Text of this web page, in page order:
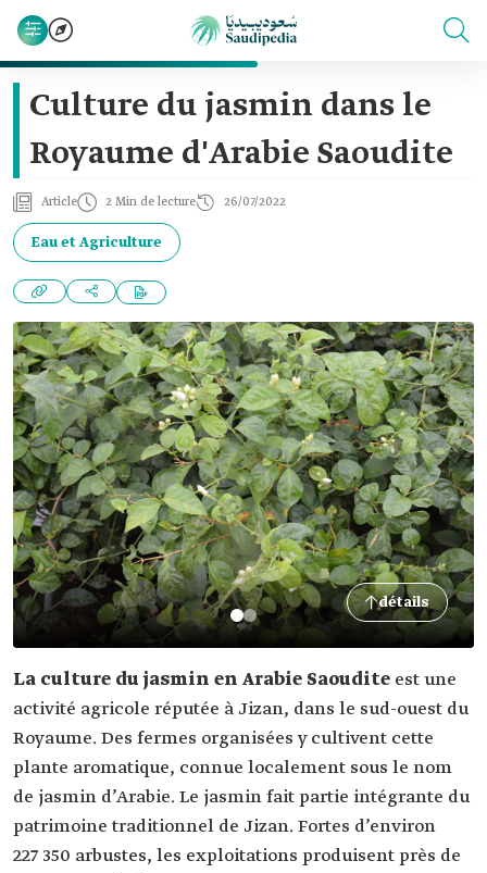
Culture du jasmin dans le
Royaume d'Arabie Saoudite
Article 2 Min de lecture 26/07/2022
Eau et Agriculture
détails
La culture du jasmin en Arabie Saoudite est une
activité agricole réputée à Jizan, dans le sud-ouest du
Royaume. Des fermes organisées y cultivent cette
plante aromatique, connue localement sous le nom
de jasmin d’Arabie. Le jasmin fait partie intégrante du
patrimoine traditionnel de Jizan. Fortes d’environ
227 350 arbustes, les exploitations produisent près de